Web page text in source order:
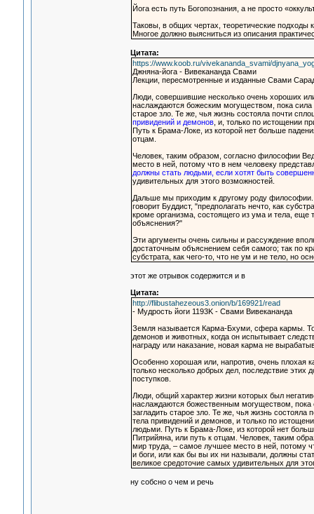
Йога есть путь Богопознания, а не просто
Таковы, в общих чертах, теоретические
Многое должно выясниться из описания
Цитата:
https://www.koob.ru/vivekananda_svami/
Джняна-йога - Вивекананда Свами
Лекции, пересмотренные и изданные Свами
Люди, совершившие несколько очень хороших
наслаждаются божеским могуществом, пока
старое зло. Те же, чья жизнь состояла почти
привидений и демонов, и, только по истощении
Путь к Брама-Локе, из которой нет больше
отцам.
Человек, таким образом, согласно философии
место в ней, потому что в нем человеку
должны стать людьми, если хотят быть
удивительных для этого возможностей.
Дальше мы приходим к другому роду
говорит Буддист, "предполагать нечто, как
кроме организма, состоящего из ума и тела,
объяснения?"
Эти аргументы очень сильны и рассуждение
достаточным объяснением себя самого; так по
субстрата, как чего-то, что не ум и не тело, но
этот же отрывок содержится и в
Цитата:
http://flibustahezeous3.onion/b/169921/read
- Мудрость йоги 1193K - Свами Вивекананда
Земля называется Карма-Бхуми, сфера кармы.
демонов и животных, когда он испытывает
награду или наказание, новая карма не
Особенно хорошая или, напротив, очень плохая
только несколько добрых дел, последствие этих
поступков.
Люди, общий характер жизни которых был
наслаждаются божественным могуществом,
загладить старое зло. Те же, чья жизнь
тела привидений и демонов, и только по
людьми. Путь к Брама-Локе, из которой нет
Питрийяна, или путь к отцам. Человек, таким
мир труда, – самое лучшее место в ней, потому
и боги, или как бы вы их ни называли, должны
великое средоточие самых удивительных для
ну собсно о чем и речь